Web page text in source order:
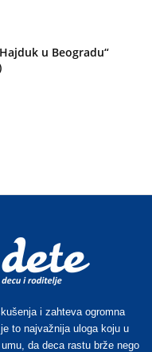
u Beogradu“
i zahteva ogromna
to najvažnija uloga koju u
da deca rastu brže nego